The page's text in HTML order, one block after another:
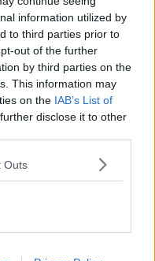
information utilized by
to third parties prior to
out of the further
by third parties on the
This information may
on the IAB’s List of
disclose it to other
Outs
Sanremo - VIDEO
alla classifica
c'è Nada
Sanremo 2020
sceneggiato su Nada
Rai Uno